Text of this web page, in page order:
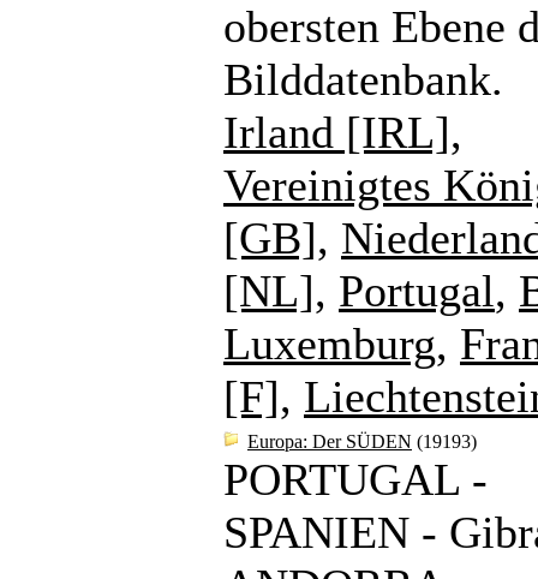
obersten Ebene
Bilddatenbank.
Irland [IRL],
Vereinigtes
[GB],
[NL], Portugal,
Luxemburg,
[F],
Europa: Der SÜDEN (19193)
PORTUGAL -
SPANIEN -